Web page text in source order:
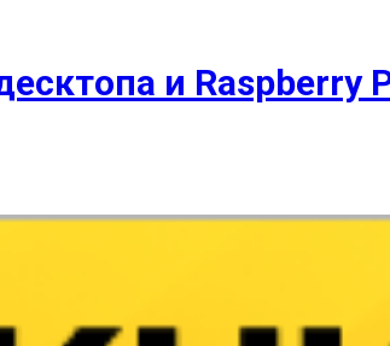
и Raspberry